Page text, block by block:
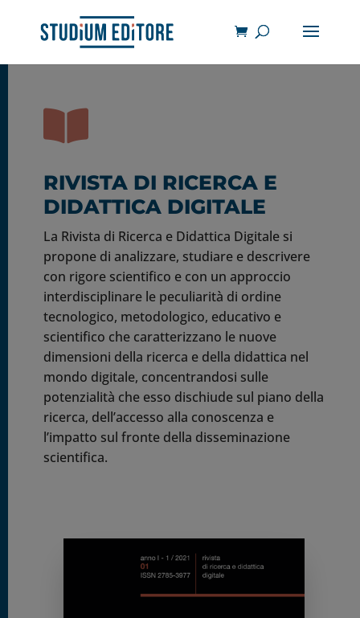

RIVISTA DI RICERCA E
DIDATTICA DIGITALE
La Rivista di Ricerca e Didattica Digitale si
propone di analizzare, studiare e descrivere
con rigore scientifico e con un approccio
interdisciplinare le peculiarità di ordine
tecnologico, metodologico, educativo e
scientifico che caratterizzano le nuove
dimensioni della ricerca e della didattica nel
mondo digitale, concentrandosi sulle
potenzialità che esso dischiude sul piano della
ricerca, dell’accesso alla conoscenza e
l’impatto sul fronte della disseminazione
scientifica.